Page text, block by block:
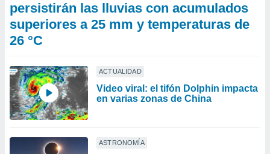
persistirán las lluvias con acumulados
superiores a 25 mm y temperaturas de
26 °C
ACTUALIDAD
Video viral: el tifón Dolphin impacta
en varias zonas de China
ASTRONOMÍA